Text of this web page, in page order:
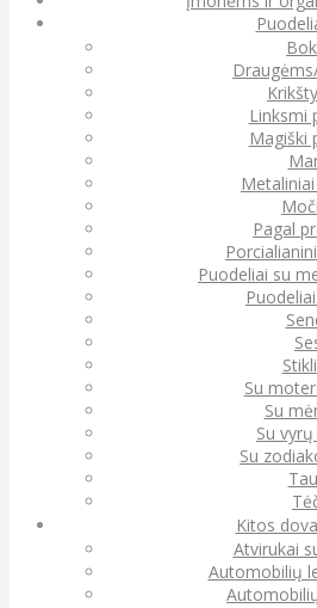
Linksmi
Magiški
Pagal
Puodeliai su
Su
Su
Su
Su
Kitos
Atvirukai
Automobilių